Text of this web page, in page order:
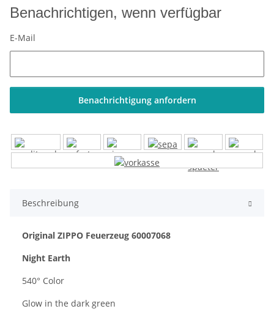
Benachrichtigen, wenn verfügbar
E-Mail
Benachrichtigung anfordern
Beschreibung
Original ZIPPO Feuerzeug 60007068
Night Earth
540° Color
Glow in the dark green